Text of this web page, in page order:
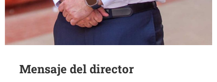
Mensaje del director